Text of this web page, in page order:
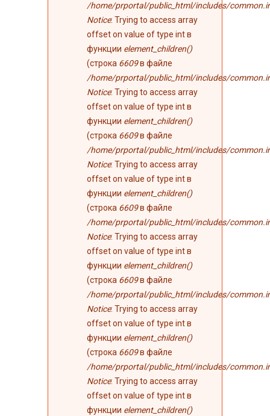
/home/prportal/public_html/includes/
Notice: Trying to access array
offset on value of type int в
функции element_children()
(строка 6609в файле
/home/prportal/public_html/includes/
Notice: Trying to access array
offset on value of type int в
функции element_children()
(строка 6609в файле
/home/prportal/public_html/includes/
Notice: Trying to access array
offset on value of type int в
функции element_children()
(строка 6609в файле
/home/prportal/public_html/includes/
Notice: Trying to access array
offset on value of type int в
функции element_children()
(строка 6609в файле
/home/prportal/public_html/includes/
Notice: Trying to access array
offset on value of type int в
функции element_children()
(строка 6609в файле
/home/prportal/public_html/includes/
Notice: Trying to access array
offset on value of type int в
функции element_children()